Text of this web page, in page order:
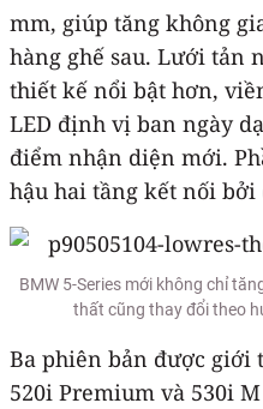
mm, giúp tăng không
hàng ghế sau. Lưới tản
thiết kế nổi bật hơn,
LED định vị ban ngày
điểm nhận diện mới.
hậu hai tầng kết nối
BMW 5-Series mới không chỉ
thất cũng thay đổi theo
Ba phiên bản được giới
520i Premium và 530i